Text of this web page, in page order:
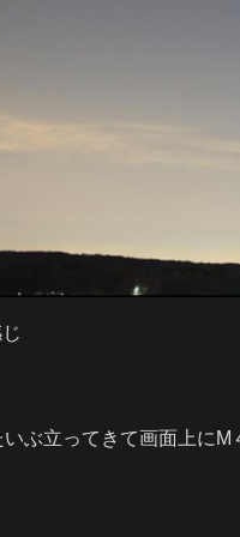
ぶ立ってきて画面上に